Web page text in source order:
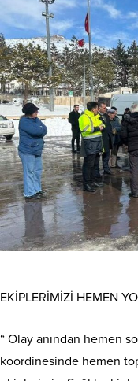
EKİPLERİMİZİ HEMEN
“ Olay anından hemen
koordinesinde hemen